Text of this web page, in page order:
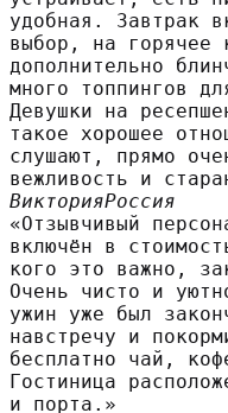
удобная. Завтрак
выбор, на горячее
дополнительно
много топпингов
Девушки на
такое хорошее
слушают, прямо
вежливость и
ВикторияРоссия
«Отзывчивый
включён в
кого это важно,
Очень чисто и
ужин уже был
навстречу и
бесплатно чай,
Гостиница
и порта.»